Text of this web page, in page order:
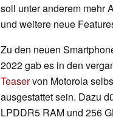
soll unter anderem mehr
und weitere neue
Zu den neuen
2022 gab es in den
Teaservon Motorola
ausgestattet sein. Dazu
LPDDR5 RAM und 256